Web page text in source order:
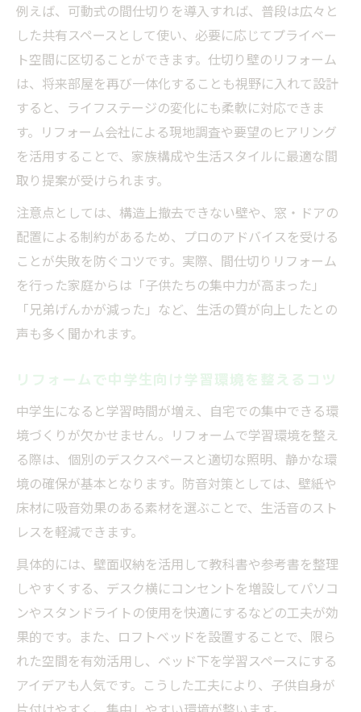
分割リフォーム費用と実例を比較し最適選
ロフト活用で狭い子供部屋を有効リフォー
ム
使わなくなった子供部屋活用リフォームアイデ
ア集
使わなくなった子供部屋リフォーム活用の
リフォームでワークスペースや趣味部屋へ
の変身法
中学生以降の子供部屋リフォーム再利用ア
イデア
収納増設やロフトで多目的空間へリフォー
費用を抑えた使わなくなった部屋のリフォ
ーム術
ロフトや収納増設で広がる子供部屋の快適空間
ロフト設置リフォームで空間を有効活用す
る方法
収納増設リフォームで片付く子供部屋を実
現
子供部屋リフォームとロフトベッドの組み
合わせ術
収納重視の子供部屋リフォーム費用目安ま
とめ
ロフト付き子供部屋リフォーム成功のポイ
ント
例えば、可動式の間仕切りを導入すれば、普段は広々と
した共有スペースとして使い、必要に応じてプライベー
ト空間に区切ることができます。仕切り壁のリフォーム
は、将来部屋を再び一体化することも視野に入れて設計
すると、ライフステージの変化にも柔軟に対応できま
す。リフォーム会社による現地調査や要望のヒアリング
を活用することで、家族構成や生活スタイルに最適な間
取り提案が受けられます。
注意点としては、構造上撤去できない壁や、窓・ドアの
配置による制約があるため、プロのアドバイスを受ける
ことが失敗を防ぐコツです。実際、間仕切りリフォーム
を行った家庭からは「子供たちの集中力が高まった」
「兄弟げんかが減った」など、生活の質が向上したとの
声も多く聞かれます。
リフォームで中学生向け学習環境を整えるコツ
中学生になると学習時間が増え、自宅での集中できる環
境づくりが欠かせません。リフォームで学習環境を整え
る際は、個別のデスクスペースと適切な照明、静かな環
境の確保が基本となります。防音対策としては、壁紙や
床材に吸音効果のある素材を選ぶことで、生活音のスト
レスを軽減できます。
具体的には、壁面収納を活用して教科書や参考書を整理
しやすくする、デスク横にコンセントを増設してパソコ
ンやスタンドライトの使用を快適にするなどの工夫が効
果的です。また、ロフトベッドを設置することで、限ら
れた空間を有効活用し、ベッド下を学習スペースにする
アイデアも人気です。こうした工夫により、子供自身が